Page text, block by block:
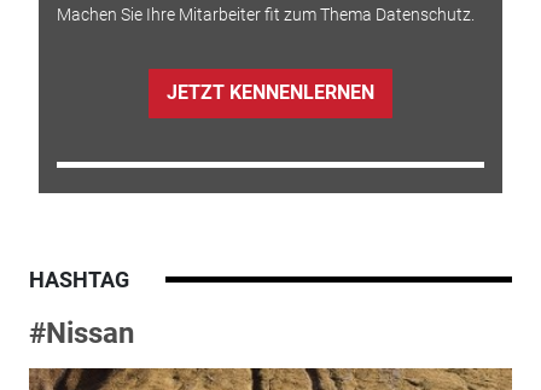
Machen Sie Ihre Mitarbeiter fit zum Thema Datenschutz.
JETZT KENNENLERNEN
HASHTAG
#Nissan